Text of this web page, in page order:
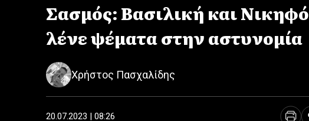
Σασμός: Βασιλική και
λένε ψέματα στην αστυνομία
Χρήστος Πασχαλίδης
20.07.2023 | 08:26